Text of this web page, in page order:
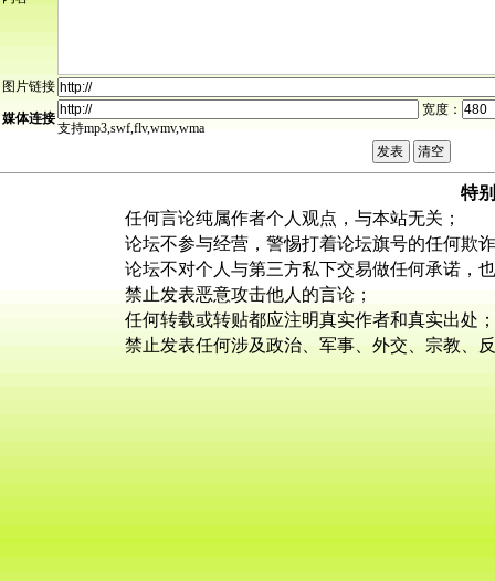
图片链接
媒体连接
宽度：
支持mp3,swf,flv,wmv,wma
特
任何言论纯属作者个人观点，与本站无关；
论坛不参与经营，警惕打着论坛旗号的任何欺
论坛不对个人与第三方私下交易做任何承诺，
禁止发表恶意攻击他人的言论；
任何转载或转贴都应注明真实作者和真实出处
禁止发表任何涉及政治、军事、外交、宗教、